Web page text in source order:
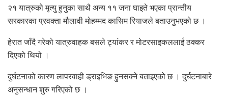
२१ यात्रुको मृत्यु हुनुका साथै अन्य ११ जना घाइते भएका प्रान्तीय
सरकारका प्रवक्ता मौलावी मोहम्मद कासिम रियाजले बताउनुभएको छ ।
हेरात जाँदै गरेको यात्रुवाहक बसले ट्यांकर र मोटरसाइकललाई ठक्कर
दिएको थियो ।
दुर्घटनाको कारण लापरवाही ड्राइभिङ हुनसक्ने बताइएको छ । दुर्घटनाबारे
अनुसन्धान शुरु गरिएको छ ।